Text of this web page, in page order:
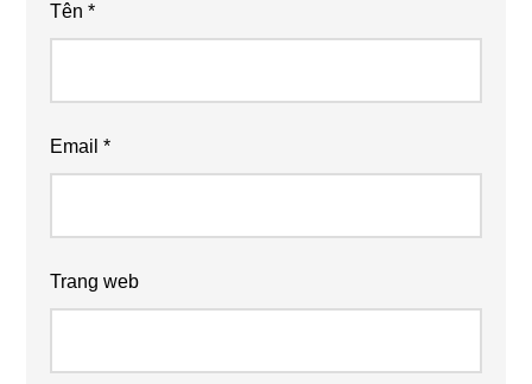
Tên*
Email*
Trang web